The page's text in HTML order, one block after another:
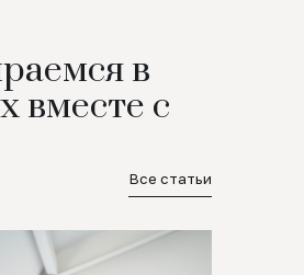
в
вместе с
Все статьи